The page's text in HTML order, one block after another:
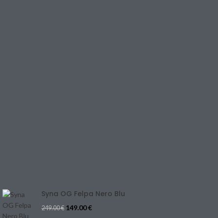
Syna OG Felpa Nero Blu
249.00€ 149.00€